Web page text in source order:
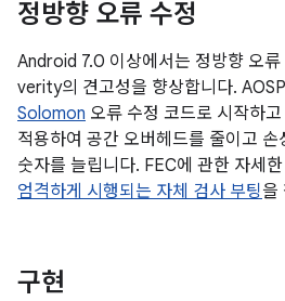
정방향 오류 수정
Android 7.0 이상에서는 정방향 오
verity의 견고성을 향상합니다.
Solomon 오류 수정 코드로 시작하
적용하여 공간 오버헤드를 줄이고
숫자를 늘립니다. FEC에 관한 자세
엄격하게 시행되는 자체 검사 부팅을
구현